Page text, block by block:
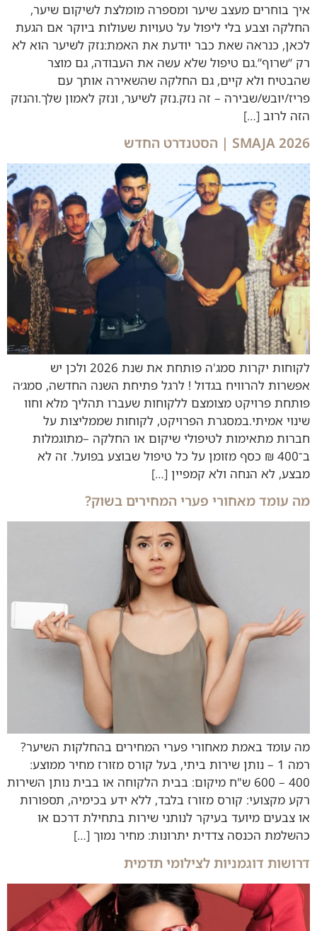
איך בוחרים מעצב שיער ומספרה מומלצת לשיקום שיער,
החלקה וצבע בלי ליפול על טעויות שעולות ביוקר אם הגעת
לכאן, כנראה שאת כבר יודעת את האמת:נזק לשיער הוא לא
רק “שרוף”.גם טיפול שלא עשה את העבודה, גם מוצר
שהבטיח ולא קיים, גם החלקה שהשאירה אותך עם
פריז/יובש/שבירה – זה נזק.נזק לשיער, ונזק לאמון שלך.והנזק
הזה לרוב […]
SMAJA 2026 | הסטנדרט החדש
לקוחות יקרות סמג'ה פותחת את שנת 2026 ולכן יש
אפשרות להרוויח בגדול ! לרגל פתיחת השנה החדשה, סמג׳ה
פותחת פרויקט מצומצם ללקוחות שעברו תהליך מלא וחוו
שינוי אמיתי.במסגרת הפרויקט, לקוחות שממליצות על
חברות מתאימות לטיפולי שיקום או החלקה –מתוגמלות
ב־400 ₪ כסף מזומן על כל טיפול שבוצע בפועל. זה לא
מבצע, לא הנחה ולא קמפיין […]
מה עומד מאחורי פערי המחירים בשוק?
מה עומד באמת מאחורי פערי המחירים בהחלקות השיער?
רמה 1 – נותן שירות ביתי, בעל קורס מזורז מחיר ממוצע:
400 – 600 ש"ח מיקום: בבית הלקוחה או בבית נותן השירות
רקע מקצועי: קורס מזורז בלבד, ללא ידע בכימיה, תספורות
או צבעים מיועד בעיקר לנותני שירות בתחילת דרכם או
כהשלמת הכנסה צדדית יתרונות: מחיר נמוך […]
דרושות דוגמניות לצילומי תדמית